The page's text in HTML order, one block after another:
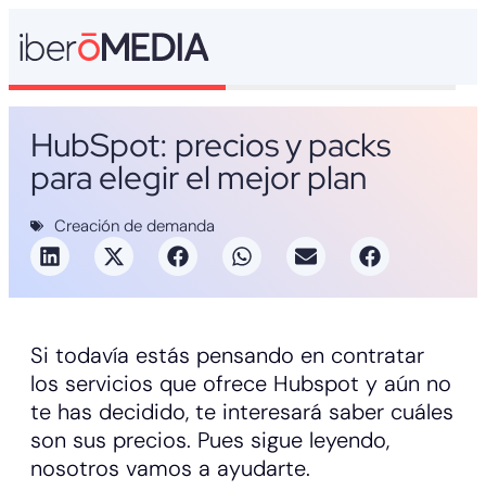
HubSpot: precios y packs
para elegir el mejor plan
Creación de demanda
Si todavía estás pensando en contratar
los servicios que ofrece Hubspot y aún no
te has decidido, te interesará saber cuáles
son sus precios. Pues sigue leyendo,
nosotros vamos a ayudarte.